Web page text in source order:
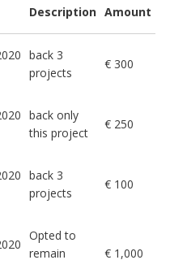
Description Amount
back 3
projects
€ 300
back only
this project
€ 250
back 3
projects
€ 100
Opted to
remain
€ 1,000